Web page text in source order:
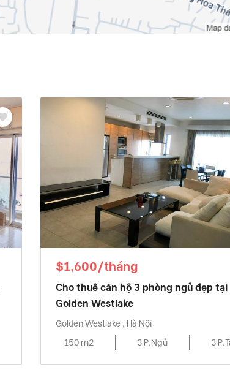
$1,600/tháng
Cho thuê căn hộ 3 phòng ngủ đẹp tại
Golden Westlake
Golden Westlake , Hà Nội
150 m2
3 P.Ngủ 3